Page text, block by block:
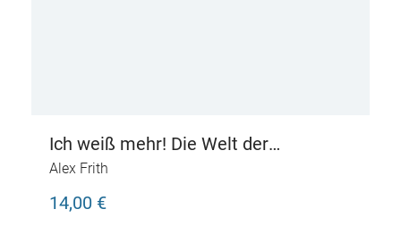
Ich weiß mehr! Die Welt der
Dinosaurier
Alex Frith
14,00 €